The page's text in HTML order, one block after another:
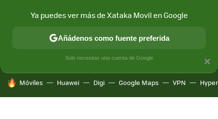
MÓVIL Y SOCIEDAD APLICACIONES
HOY SE HABLA DE
Móviles Huawei Digi Google Maps VPN
×
Ya puedes ver más de Xataka Movil en Google
Añádenos como fuente preferida
Solo necesitas una cuenta de Google